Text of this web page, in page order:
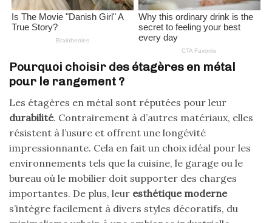
Pourquoi choisir des étagères en métal
pour le rangement ?
Les étagères en métal sont réputées pour leur
durabilité. Contrairement à d’autres matériaux, elles
résistent à l’usure et offrent une longévité
impressionnante. Cela en fait un choix idéal pour les
environnements tels que la cuisine, le garage ou le
bureau où le mobilier doit supporter des charges
importantes. De plus, leur esthétique moderne
s’intègre facilement à divers styles décoratifs, du